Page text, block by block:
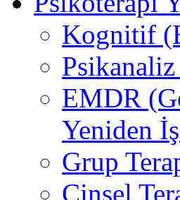
Kognitif
EMDR
Yeniden
Grup
Cinsel